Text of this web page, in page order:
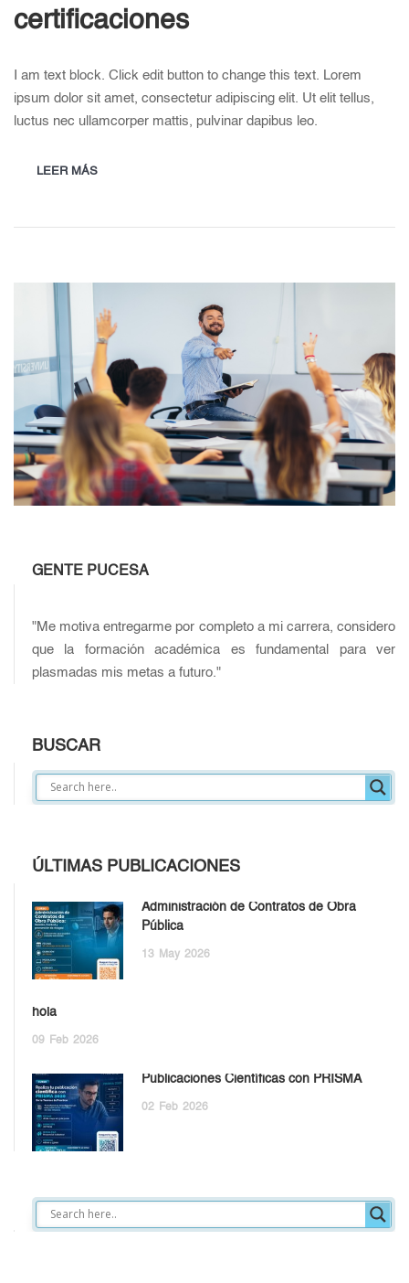
certificaciones
I am text block. Click edit button to change this text. Lorem
ipsum dolor sit amet, consectetur adipiscing elit. Ut elit tellus,
luctus nec ullamcorper mattis, pulvinar dapibus leo.
LEER MÁS
GENTE PUCESA
"Me motiva entregarme por completo a mi carrera, considero
que la formación académica es fundamental para ver
plasmadas mis metas a futuro."
BUSCAR
ÚLTIMAS PUBLICACIONES
Administración de Contratos de Obra
Pública
13 May 2026
hola
09 Feb 2026
Publicaciones Científicas con PRISMA
02 Feb 2026